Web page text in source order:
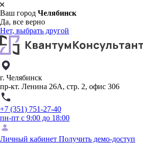
Ваш город Челябинск
Да, все верно
Нет, выбрать другой
г. Челябинск
пр-кт. Ленина 26А, стр. 2, офис 306
+7 (351) 751-27-40
пн-пт с 9:00 до 18:00
Личный кабинет Получить демо-доступ